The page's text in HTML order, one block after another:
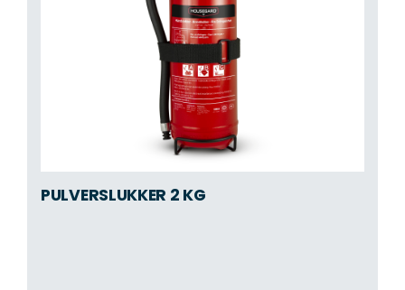
PULVERSLUKKER 2 KG